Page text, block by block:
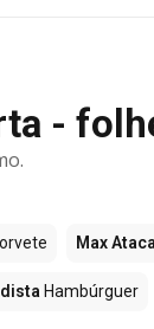
-
Max
Hambúrguer